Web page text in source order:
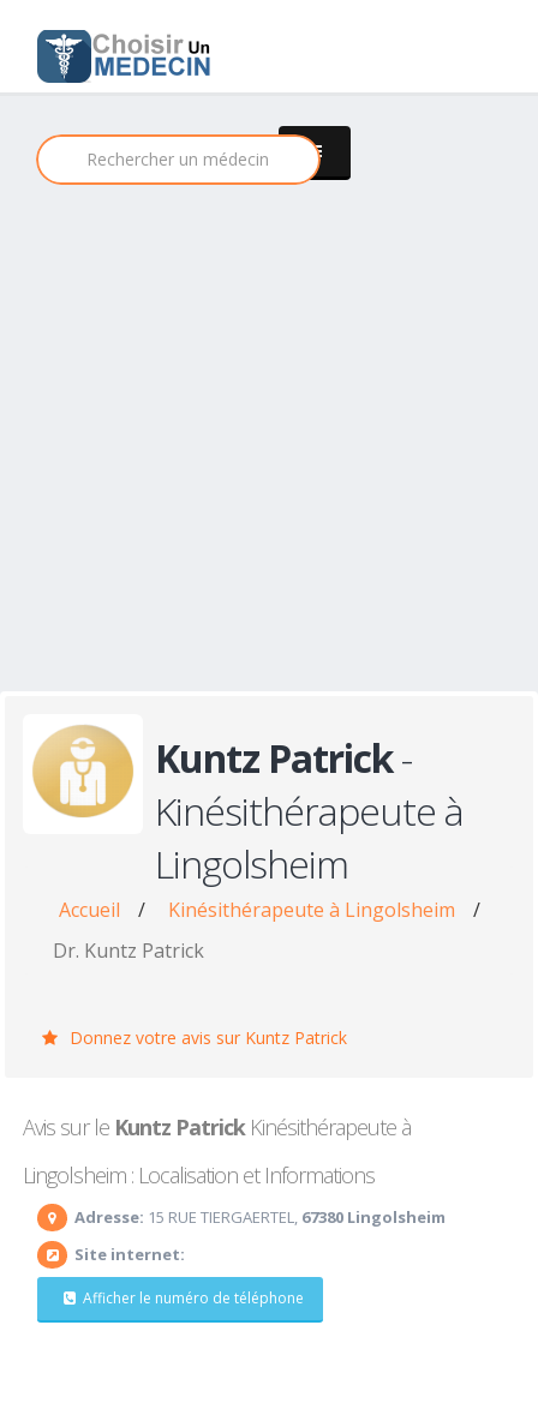
Kuntz Patrick-
Kinésithérapeute à
Lingolsheim
Accueil / Kinésithérapeute à Lingolsheim
/
Dr. Kuntz Patrick
Donnez votre avis sur Kuntz Patrick
Avis sur le Kuntz PatrickKinésithérapeute à
Lingolsheim : Localisation et Informations
Adresse: 15 RUE TIERGAERTEL, 67380 Lingolsheim
Site internet:
Afficher le numéro de téléphone